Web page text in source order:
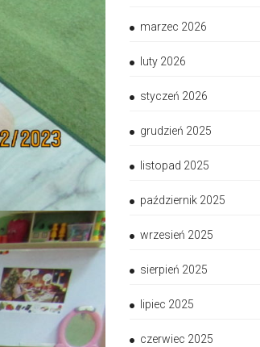
marzec 2026
luty 2026
styczeń 2026
grudzień 2025
listopad 2025
październik 2025
wrzesień 2025
sierpień 2025
lipiec 2025
czerwiec 2025